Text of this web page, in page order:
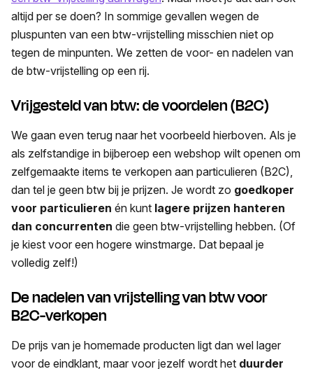
altijd per se doen? In sommige gevallen wegen de
pluspunten van een btw-vrijstelling misschien niet op
tegen de minpunten. We zetten de voor- en nadelen van
de btw-vrijstelling op een rij.
Vrijgesteld van btw: de voordelen (B2C)
We gaan even terug naar het voorbeeld hierboven. Als je
als zelfstandige in bijberoep een webshop wilt openen om
zelfgemaakte items te verkopen aan particulieren (B2C),
dan tel je geen btw bij je prijzen. Je wordt zo goedkoper
voor particulieren én kunt lagere prijzen hanteren
dan concurrenten die geen btw-vrijstelling hebben. (Of
je kiest voor een hogere winstmarge. Dat bepaal je
volledig zelf!)
De nadelen van vrijstelling van btw voor
B2C-verkopen
De prijs van je homemade producten ligt dan wel lager
voor de eindklant, maar voor jezelf wordt het duurder